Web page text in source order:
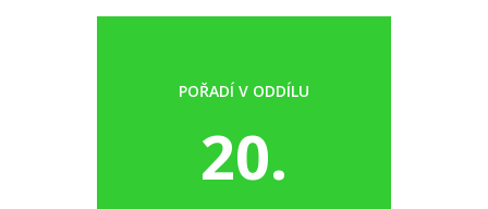
POŘADÍ V ODDÍLU
20.